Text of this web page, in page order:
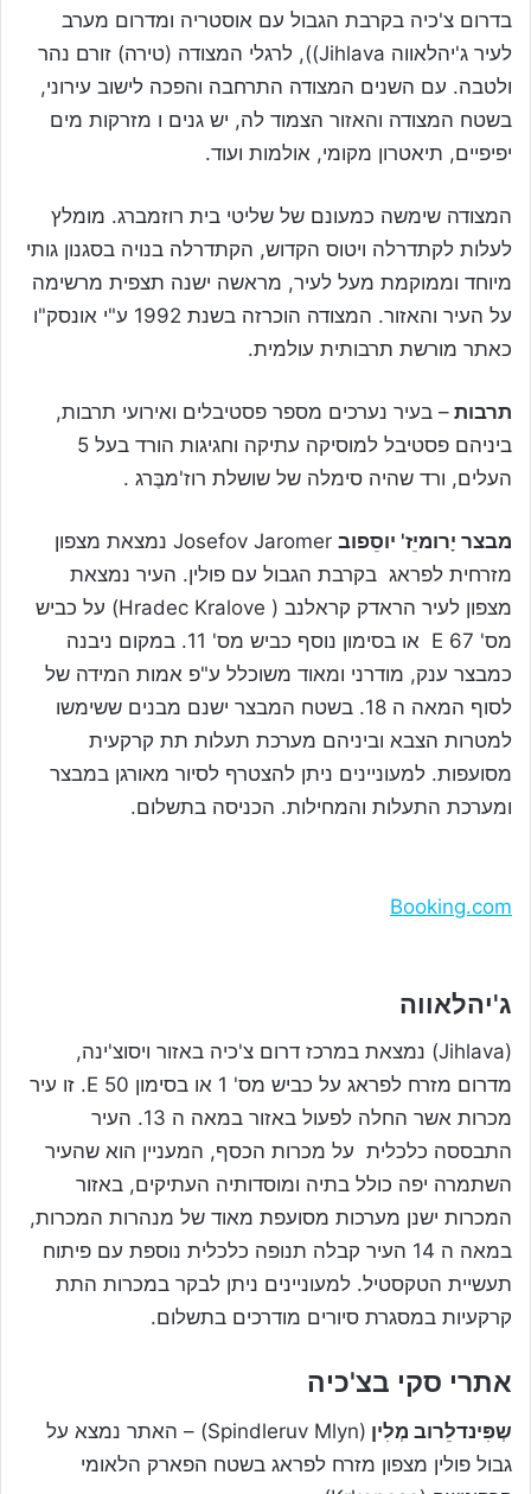
בדרום צ'כיה בקרבת הגבול עם אוסטריה ומדרום מערב
לעיר ג'יהלאווה Jihlava)), לרגלי המצודה (טירה) זורם נהר
ולטבה. עם השנים המצודה התרחבה והפכה לישוב עירוני,
בשטח המצודה והאזור הצמוד לה, יש גנים ו מזרקות מים
יפיפיים, תיאטרון מקומי, אולמות ועוד.
המצודה שימשה כמעונם של שליטי בית רוזמברג. מומלץ
לעלות לקתדרלה ויטוס הקדוש, הקתדרלה בנויה בסגנון גותי
מיוחד וממוקמת מעל לעיר, מראשה ישנה תצפית מרשימה
על העיר והאזור. המצודה הוכרזה בשנת 1992 ע"י אונסק"ו
כאתר מורשת תרבותית עולמית.
תרבות – בעיר נערכים מספר פסטיבלים ואירועי תרבות,
ביניהם פסטיבל למוסיקה עתיקה וחגיגות הורד בעל 5
העלים, ורד שהיה סימלה של שושלת רוז'מבֶּרג .
מבצר יָרומיֵז' יוסֵפוב
Josefov Jaromer נמצאת מצפון
מזרחית לפראג בקרבת הגבול עם פולין. העיר נמצאת
מצפון לעיר הראדק קראלנב ( Hradec Kralove) על כביש
מס' 67 E או בסימון נוסף כביש מס' 11. במקום ניבנה
כמבצר ענק, מודרני ומאוד משוכלל ע"פ אמות המידה של
לסוף המאה ה 18. בשטח המבצר ישנם מבנים ששימשו
למטרות הצבא וביניהם מערכת תעלות תת קרקעית
מסועפות. למעוניינים ניתן להצטרף לסיור מאורגן במבצר
ומערכת התעלות והמחילות. הכניסה בתשלום.
Booking.com
ג'יהלאווה
(Jihlava) נמצאת במרכז דרום צ'כיה באזור ויסוצ'ינה,
מדרום מזרח לפראג על כביש מס' 1 או בסימון 50 E. זו עיר
מכרות אשר החלה לפעול באזור במאה ה 13. העיר
התבססה כלכלית על מכרות הכסף, המעניין הוא שהעיר
השתמרה יפה כולל בתיה ומוסדותיה העתיקים, באזור
המכרות ישנן מערכות מסועפת מאוד של מנהרות המכרות,
במאה ה 14 העיר קבלה תנופה כלכלית נוספת עם פיתוח
תעשיית הטקסטיל. למעוניינים ניתן לבקר במכרות התת
קרקעיות במסגרת סיורים מודרכים בתשלום.
אתרי סקי בצ'כיה
שְפִּינדלֵרוב מְלִין
(Spindleruv Mlyn) – האתר נמצא על
גבול פולין מצפון מזרח לפראג בשטח הפארק הלאומי